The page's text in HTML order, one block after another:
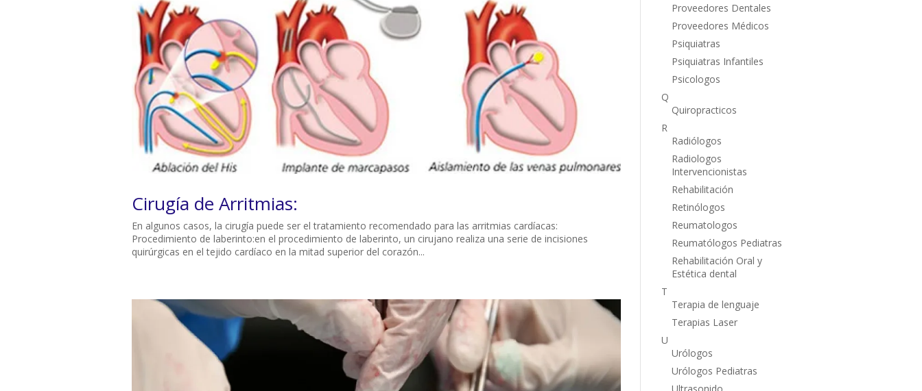
Cirugía de Arritmias:
En algunos casos, la cirugía puede ser el tratamiento recomendado para las arritmias cardíacas:
Procedimiento de laberinto:en el procedimiento de laberinto, un cirujano realiza una serie de incisiones
quirúrgicas en el tejido cardíaco en la mitad superior del corazón...
Proveedores Dentales
Proveedores Médicos
Psiquiatras
Psiquiatras Infantiles
Psicologos
Q
Quiropracticos
R
Radiólogos
Radiologos
Intervencionistas
Rehabilitación
Retinólogos
Reumatologos
Reumatólogos Pediatras
Rehabilitación Oral y
Estética dental
T
Terapia de lenguaje
Terapias Laser
U
Urólogos
Urólogos Pediatras
Ultrasonido